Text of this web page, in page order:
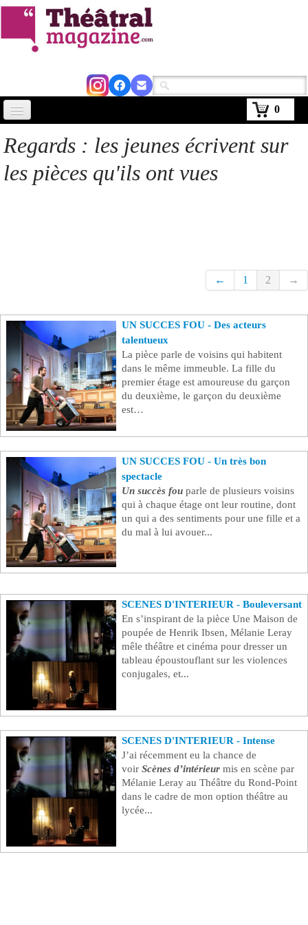
0
Actus
Avignon 2026
Se connecter
Regards : les jeunes écrivent sur
les pièces qu'ils ont vues
← 1 2 →
UN SUCCES FOU - Des acteurs
talentueux
La pièce parle de voisins qui habitent
dans le même immeuble. La fille du
premier étage est amoureuse du garçon
du deuxième, le garçon du deuxième
est…
UN SUCCES FOU - Un très bon
spectacle
Un succès fou parle de plusieurs voisins
qui à chaque étage ont leur routine, dont
un qui a des sentiments pour une fille et a
du mal à lui avouer...
SCENES D'INTERIEUR - Bouleversant
En s’inspirant de la pièce Une Maison de
poupée de Henrik Ibsen, Mélanie Leray
mêle théâtre et cinéma pour dresser un
tableau époustouflant sur les violences
conjugales, et...
SCENES D'INTERIEUR - Intense
J’ai récemment eu la chance de
voir Scènes d’intérieur mis en scène par
Mélanie Leray au Théâtre du Rond-Point
dans le cadre de mon option théâtre au
lycée...